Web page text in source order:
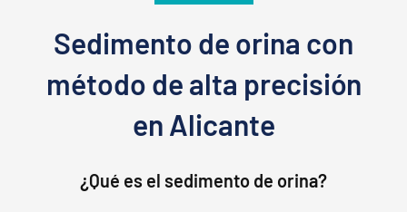
Sedimento de orina con
método de alta precisión
en Alicante
¿Qué es el sedimento de orina?